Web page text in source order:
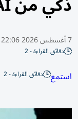
7 أغسطس 2026 22:06 مساء
دقائق القراءة - 2
استمع دقائق القراءة - 2